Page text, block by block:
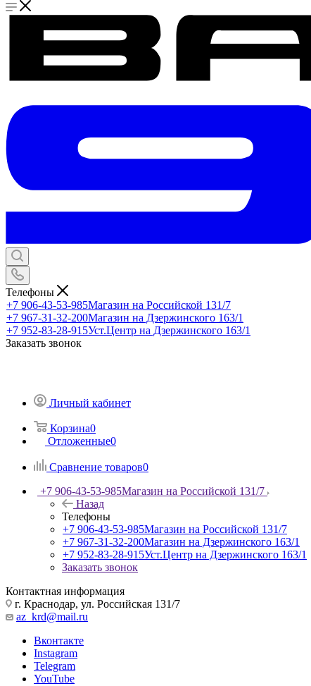
Телефоны
+7 906-43-53-985Магазин на Российской 131/7
+7 967-31-32-200Магазин на Дзержинского 163/1
+7 952-83-28-915Уст.Центр на Дзержинского 163/1
Заказать звонок
Личный кабинет
Корзина0
Отложенные0
Сравнение товаров0
+7 906-43-53-985Магазин на Российской 131/7
Назад
Телефоны
+7 906-43-53-985Магазин на Российской 131/7
+7 967-31-32-200Магазин на Дзержинского 163/1
+7 952-83-28-915Уст.Центр на Дзержинского 163/1
Заказать звонок
Контактная информация
г. Краснодар, ул. Российская 131/7
az_krd@mail.ru
Вконтакте
Instagram
Telegram
YouTube